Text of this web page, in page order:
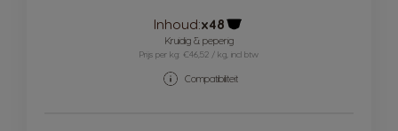
Inhoud:x48
Pictogram capsule
Kruidig & peperig
Prijs per kg: €46,52 / kg, incl btw
Compatibiliteit